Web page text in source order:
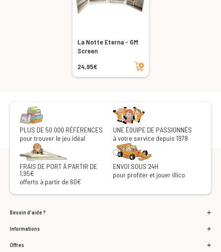
La Notte Eterna - GM
Screen
24,95€
Ajouter au panier
PLUS DE 50 000 RÉFÉRENCES
pour trouver le jeu idéal
UNE ÉQUIPE DE PASSIONNÉS
à votre service depuis 1978
FRAIS DE PORT À PARTIR DE
1,95€
offerts à partir de 60€
ENVOI SOUS 24H
pour profiter et jouer illico
Besoin d'aide ?
Informations
Offres